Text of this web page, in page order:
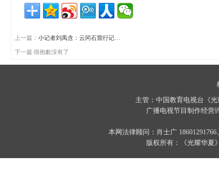
上一篇：小记者刘禹含：云冈石窟行记…
下一篇:很抱歉没有了
主管：中国教育电视台《
广播电视节目制作经营
本网法律顾问：肖士广
版权所有：《光耀华夏